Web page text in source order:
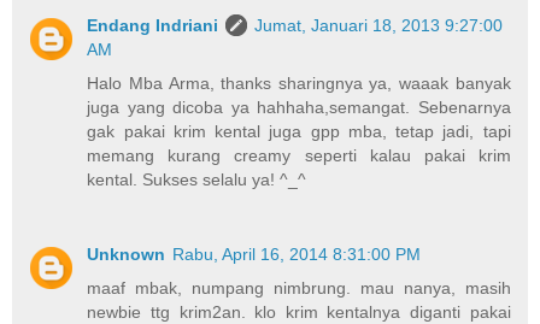
Endang Indriani
Jumat, Januari 18, 2013 9:27:00
AM
Halo Mba Arma, thanks sharingnya ya, waaak banyak
juga yang dicoba ya hahhaha,semangat. Sebenarnya
gak pakai krim kental juga gpp mba, tetap jadi, tapi
memang kurang creamy seperti kalau pakai krim
kental. Sukses selalu ya! ^_^
Unknown Rabu, April 16, 2014 8:31:00 PM
maaf mbak, numpang nimbrung. mau nanya, masih
newbie ttg krim2an. klo krim kentalnya diganti pakai